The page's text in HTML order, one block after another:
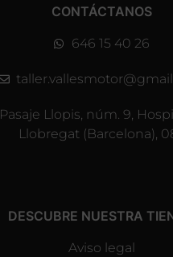
CONTÁCTANOS
646 15 40 26
Pasaje Llopis, núm. 9,
Llobregat (Barcelona),
DESCUBRE NUESTRA
Aviso legal